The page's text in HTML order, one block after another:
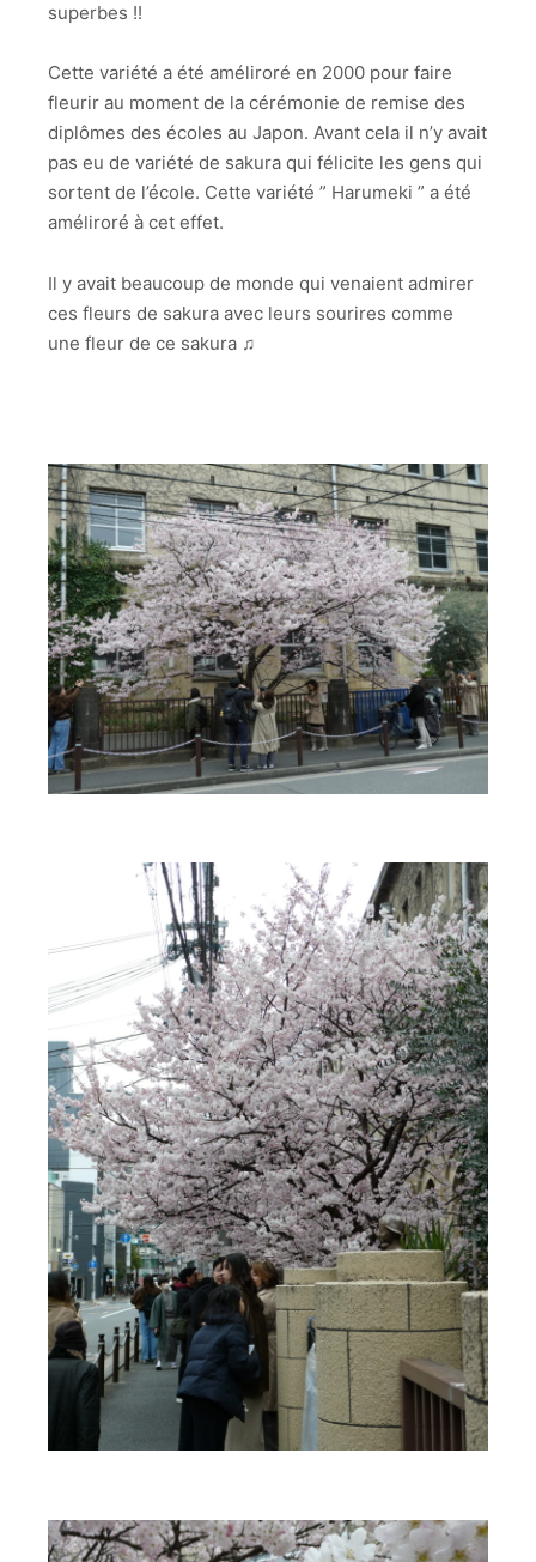
superbes !!
Cette variété a été améliroré en 2000 pour faire
fleurir au moment de la cérémonie de remise des
diplômes des écoles au Japon. Avant cela il n’y avait
pas eu de variété de sakura qui félicite les gens qui
sortent de l’école. Cette variété ” Harumeki ” a été
améliroré à cet effet.
Il y avait beaucoup de monde qui venaient admirer
ces fleurs de sakura avec leurs sourires comme
une fleur de ce sakura ♫